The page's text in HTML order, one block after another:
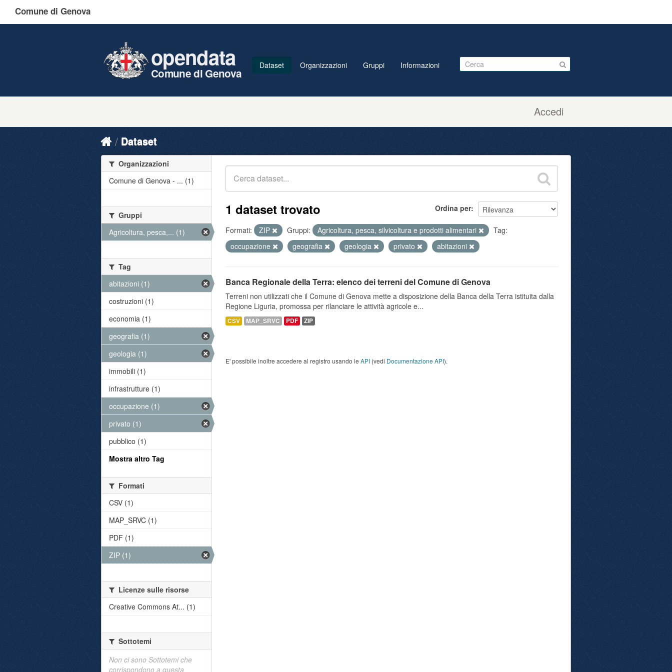
Comune di Genova
Accedi
opendata
Comune di Genova
Dataset Organizzazioni Gruppi Informazioni
Dataset
Ordina per
1 dataset trovato
Formati: ZIP Gruppi: Agricoltura, pesca, silvicoltura e prodotti alimentari
Tag:
occupazione
geografia geologia privato abitazioni
Banca Regionale della Terra: elenco dei terreni del Comune di Genova
Terreni non utilizzati che il Comune di Genova mette a disposizione della Banca della Terra istituita dalla
Regione Liguria, promossa per rilanciare le attività agricole e...
CSV MAP_SRVC PDF ZIP
E' possibile inoltre accedere al registro usando le API (vedi Documentazione API).
Organizzazioni
Comune di Genova - ... (1)
Gruppi
Agricoltura, pesca,... (1)
Tag
abitazioni (1)
costruzioni (1)
economia (1)
geografia (1)
geologia (1)
immobili (1)
infrastrutture (1)
occupazione (1)
privato (1)
pubblico (1)
Mostra altro Tag
Formati
CSV (1)
MAP_SRVC (1)
PDF (1)
ZIP (1)
Licenze sulle risorse
Creative Commons At... (1)
Sottotemi
Non ci sono Sottotemi che
corrispondono a questa